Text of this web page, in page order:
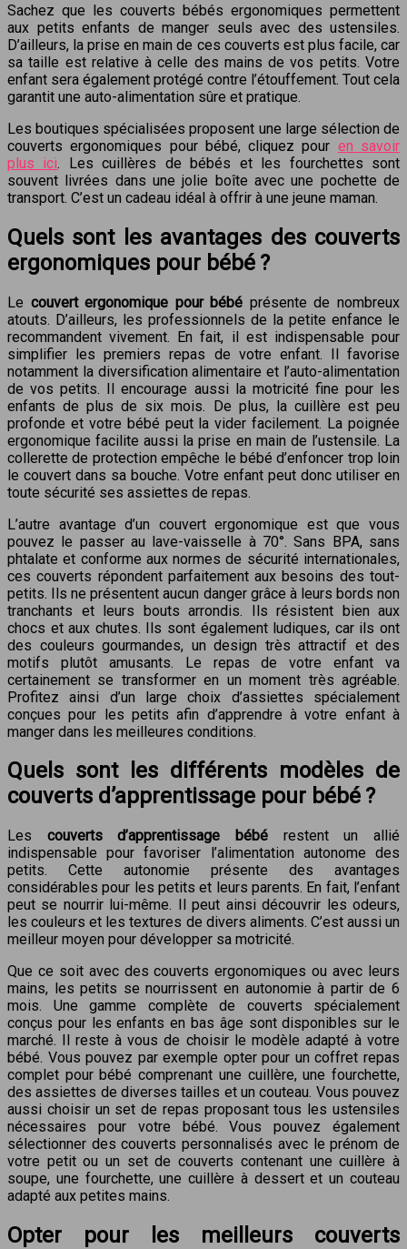
Sachez que les couverts bébés ergonomiques permettent
aux petits enfants de manger seuls avec des ustensiles.
D’ailleurs, la prise en main de ces couverts est plus facile, car
sa taille est relative à celle des mains de vos petits. Votre
enfant sera également protégé contre l’étouffement. Tout cela
garantit une auto-alimentation sûre et pratique.
Les boutiques spécialisées proposent une large sélection de
couverts ergonomiques pour bébé, cliquez pour en savoir
plus ici. Les cuillères de bébés et les fourchettes sont
souvent livrées dans une jolie boîte avec une pochette de
transport. C’est un cadeau idéal à offrir à une jeune maman.
Quels sont les avantages des couverts
ergonomiques pour bébé ?
Le couvert ergonomique pour bébé présente de nombreux
atouts. D’ailleurs, les professionnels de la petite enfance le
recommandent vivement. En fait, il est indispensable pour
simplifier les premiers repas de votre enfant. Il favorise
notamment la diversification alimentaire et l’auto-alimentation
de vos petits. Il encourage aussi la motricité fine pour les
enfants de plus de six mois. De plus, la cuillère est peu
profonde et votre bébé peut la vider facilement. La poignée
ergonomique facilite aussi la prise en main de l’ustensile. La
collerette de protection empêche le bébé d’enfoncer trop loin
le couvert dans sa bouche. Votre enfant peut donc utiliser en
toute sécurité ses assiettes de repas.
L’autre avantage d’un couvert ergonomique est que vous
pouvez le passer au lave-vaisselle à 70°. Sans BPA, sans
phtalate et conforme aux normes de sécurité internationales,
ces couverts répondent parfaitement aux besoins des tout-
petits. Ils ne présentent aucun danger grâce à leurs bords non
tranchants et leurs bouts arrondis. Ils résistent bien aux
chocs et aux chutes. Ils sont également ludiques, car ils ont
des couleurs gourmandes, un design très attractif et des
motifs plutôt amusants. Le repas de votre enfant va
certainement se transformer en un moment très agréable.
Profitez ainsi d’un large choix d’assiettes spécialement
conçues pour les petits afin d’apprendre à votre enfant à
manger dans les meilleures conditions.
Quels sont les différents modèles de
couverts d’apprentissage pour bébé ?
Les couverts d’apprentissage bébé restent un allié
indispensable pour favoriser l’alimentation autonome des
petits. Cette autonomie présente des avantages
considérables pour les petits et leurs parents. En fait, l’enfant
peut se nourrir lui-même. Il peut ainsi découvrir les odeurs,
les couleurs et les textures de divers aliments. C’est aussi un
meilleur moyen pour développer sa motricité.
Que ce soit avec des couverts ergonomiques ou avec leurs
mains, les petits se nourrissent en autonomie à partir de 6
mois. Une gamme complète de couverts spécialement
conçus pour les enfants en bas âge sont disponibles sur le
marché. Il reste à vous de choisir le modèle adapté à votre
bébé. Vous pouvez par exemple opter pour un coffret repas
complet pour bébé comprenant une cuillère, une fourchette,
des assiettes de diverses tailles et un couteau. Vous pouvez
aussi choisir un set de repas proposant tous les ustensiles
nécessaires pour votre bébé. Vous pouvez également
sélectionner des couverts personnalisés avec le prénom de
votre petit ou un set de couverts contenant une cuillère à
soupe, une fourchette, une cuillère à dessert et un couteau
adapté aux petites mains.
Opter pour les meilleurs couverts